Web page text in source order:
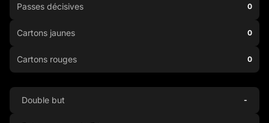
Passes décisives 0
Cartons jaunes 0
Cartons rouges 0
Double but -